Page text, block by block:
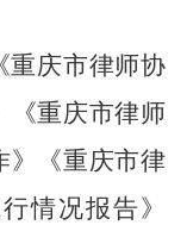
重庆市律师协
《重庆市律师
》《重庆市律
情况报告》